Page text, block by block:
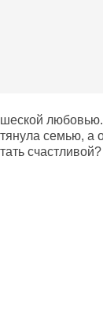
семью, а